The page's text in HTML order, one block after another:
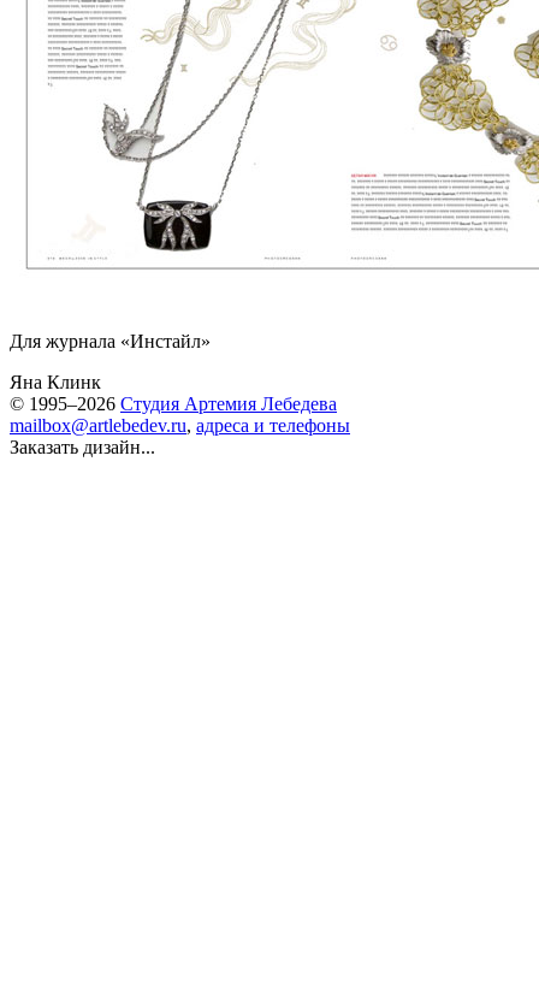
Для журнала «Инстайл»
Яна Клинк
© 1995–2026 Студия Артемия Лебедева
mailbox@artlebedev.ru, адреса и телефоны
Заказать дизайн...